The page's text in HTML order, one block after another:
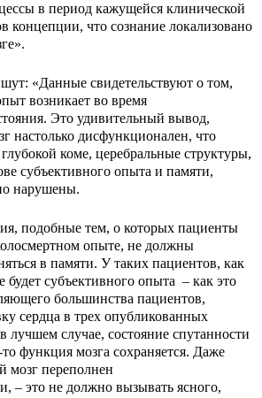
в период кажущейся клинической
концепции, что сознание локализовано
«Данные свидетельствуют о том,
возникает во время
Это удивительный вывод,
настолько дисфункционален, что
коме, церебральные структуры,
субъективного опыта и памяти,
нарушены.
подобные тем, о которых пациенты
опыте, не должны
в памяти. У таких пациентов, как
будет субъективного опыта – как это
большинства пациентов,
сердца в трех опубликованных
лучшем случае, состояние спутанности
то функция мозга сохраняется. Даже
мозг переполнен
– это не должно вызывать ясного,